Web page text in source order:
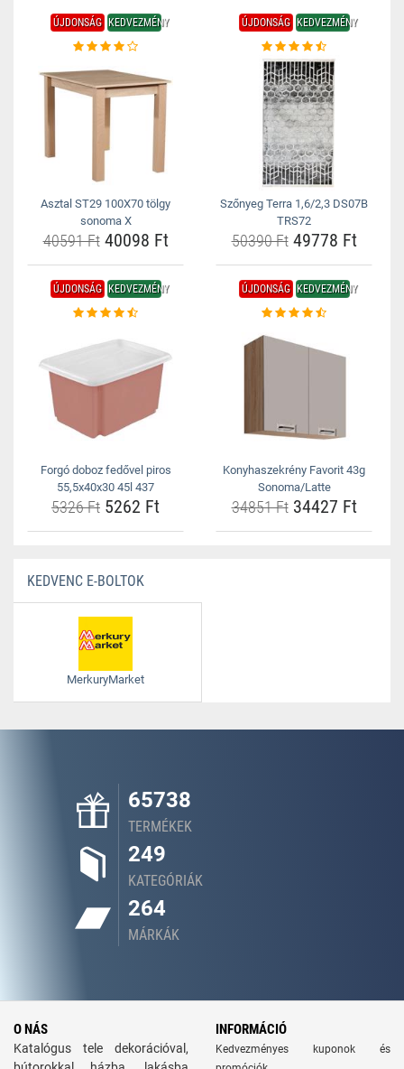
ÚJDONSÁG KEDVEZMÉNY
Asztal ST29 100X70 tölgy
sonoma X
40591 Ft40098 Ft
ÚJDONSÁG KEDVEZMÉNY
Szőnyeg Terra 1,6/2,3 DS07B
TRS72
50390 Ft49778 Ft
ÚJDONSÁG KEDVEZMÉNY
Forgó doboz fedővel piros
55,5x40x30 45l 437
5326 Ft 5262 Ft
ÚJDONSÁG KEDVEZMÉNY
Konyhaszekrény Favorit 43g
Sonoma/Latte
34851 Ft34427 Ft
KEDVENC E-BOLTOK
MerkuryMarket
65738
TERMÉKEK
249
KATEGÓRIÁK
264
MÁRKÁK
O NÁS
Katalógus tele dekorációval,
INFORMÁCIÓ
Kedvezményes kuponok és